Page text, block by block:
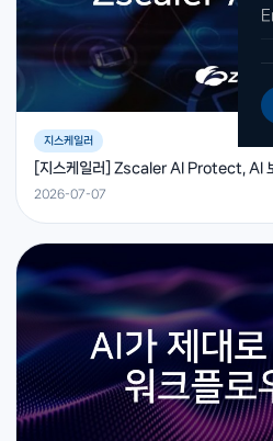
지스케일러
[지스케일러] Zscaler AI Protect, AI
2026-07-07